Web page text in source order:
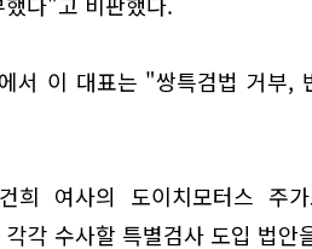
서 이 대표는 "쌍특검법 거부,
희 여사의 도이치모터스 주
각 수사할 특별검사 도입 법안